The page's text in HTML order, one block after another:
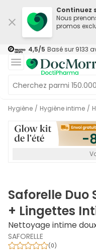
Continuez
Nous
promos
4,5/5 Basé sur 9133
Hygiène / Hygiène intime /
Saforelle Duo
+ Lingettes
Nettoyage intime
SAFORELLE
(0)